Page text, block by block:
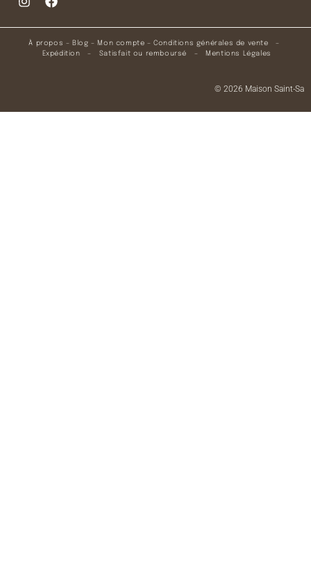
À propos – Blog – Mon compte –Conditions générales de vente –
Expédition – Satisfait ou remboursé – Mentions Légales
© 2026 Maison Saint-Sa